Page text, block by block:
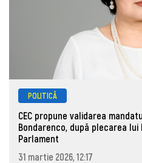
POLITICĂ
CEC propune validarea
Bondarenco, după plecarea
Parlament
31 martie 2026, 12:17